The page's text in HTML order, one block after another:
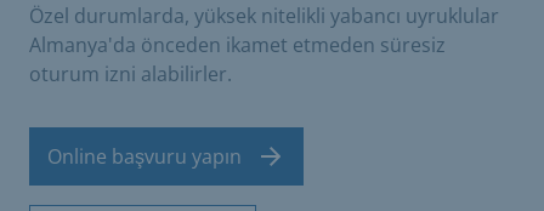
Özel durumlarda, yüksek nitelikli yabancı uyruklular
Almanya'da önceden ikamet etmeden süresiz
oturum izni alabilirler.
Online başvuru yapın